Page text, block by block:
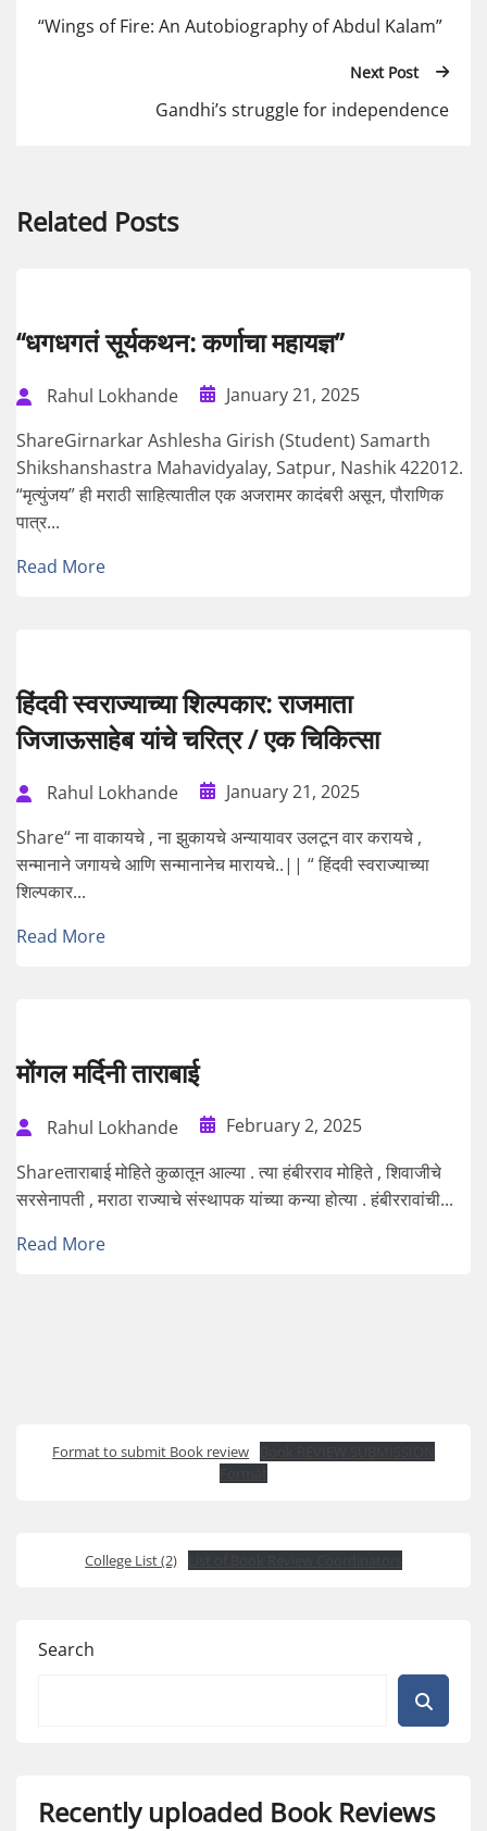
“Wings of Fire: An Autobiography of Abdul Kalam”
Next Post
Gandhi’s struggle for independence
Related Posts
“धगधगतं सूर्यकथन: कर्णाचा महायज्ञ”
Rahul Lokhande
January 21, 2025
ShareGirnarkar Ashlesha Girish (Student) Samarth
Shikshanshastra Mahavidyalay, Satpur, Nashik 422012.
“मृत्युंजय” ही मराठी साहित्यातील एक अजरामर कादंबरी असून, पौराणिक
पात्र...
Read More
हिंदवी स्वराज्याच्या शिल्पकार: राजमाता
जिजाऊसाहेब यांचे चरित्र / एक चिकित्सा
Rahul Lokhande
January 21, 2025
Share“ ना वाकायचे , ना झुकायचे अन्यायावर उलटून वार करायचे ,
सन्मानाने जगायचे आणि सन्मानानेच मारायचे..|| “ हिंदवी स्वराज्याच्या
शिल्पकार...
Read More
मोंगल मर्दिनी ताराबाई
Rahul Lokhande
February 2, 2025
Shareताराबाई मोहिते कुळातून आल्या . त्या हंबीरराव मोहिते , शिवाजीचे
सरसेनापती , मराठा राज्याचे संस्थापक यांच्या कन्या होत्या . हंबीररावांची...
Read More
Format to submit Book review
College List (2)
Search
Recently uploaded Book Reviews